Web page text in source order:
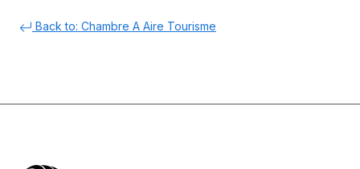
Back to: Chambre A Aire Tourisme